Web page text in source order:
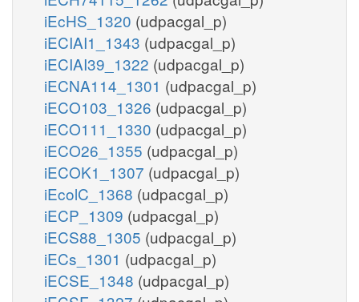
iEcHS_1320 (udpacgal_p)
iECIAI1_1343 (udpacgal_p)
iECIAI39_1322 (udpacgal_p)
iECNA114_1301 (udpacgal_p)
iECO103_1326 (udpacgal_p)
iECO111_1330 (udpacgal_p)
iECO26_1355 (udpacgal_p)
iECOK1_1307 (udpacgal_p)
iEcolC_1368 (udpacgal_p)
iECP_1309 (udpacgal_p)
iECS88_1305 (udpacgal_p)
iECs_1301 (udpacgal_p)
iECSE_1348 (udpacgal_p)